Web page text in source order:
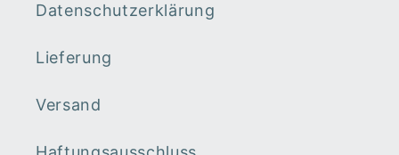
Datenschutzerklärung
Lieferung
Versand